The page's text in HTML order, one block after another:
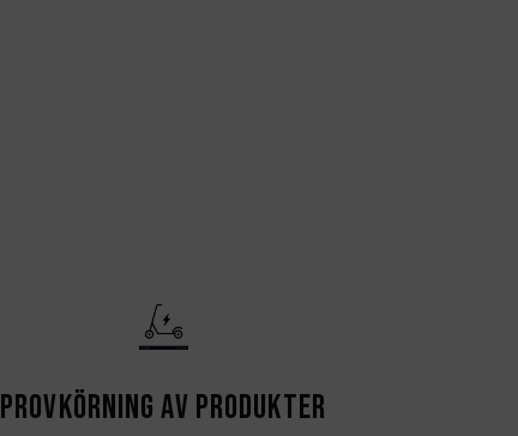
Provkörning av produkter